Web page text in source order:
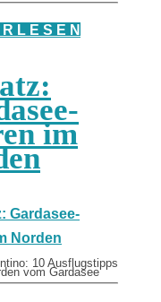
L E S E N
im
10 Ausflugstipps
vom Gardasee